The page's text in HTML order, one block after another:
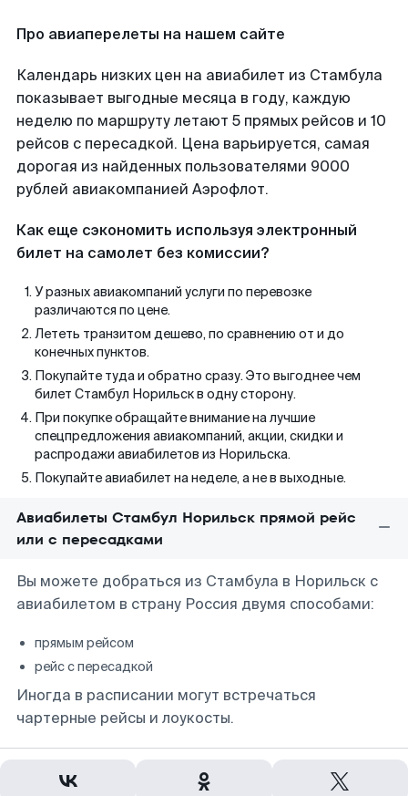
Про авиаперелеты на нашем сайте
Календарь низких цен на авиабилет из Стамбула
показывает выгодные месяца в году, каждую
неделю по маршруту летают 5 прямых рейсов и 10
рейсов с пересадкой. Цена варьируется, самая
дорогая из найденных пользователями 9000
рублей авиакомпанией Аэрофлот.
Как еще сэкономить используя электронный
билет на самолет без комиссии?
У разных авиакомпаний услуги по перевозке
различаются по цене.
Лететь транзитом дешево, по сравнению от и до
конечных пунктов.
Покупайте туда и обратно сразу. Это выгоднее чем
билет Стамбул Норильск в одну сторону.
При покупке обращайте внимание на лучшие
спецпредложения авиакомпаний, акции, скидки и
распродажи авиабилетов из Норильска.
Покупайте авиабилет на неделе, а не в выходные.
Авиабилеты Стамбул Норильск прямой рейс
или с пересадками
Вы можете добраться из Стамбула в Норильск с
авиабилетом в страну Россия двумя способами:
прямым рейсом
рейс с пересадкой
Иногда в расписании могут встречаться
чартерные рейсы и лоукосты.